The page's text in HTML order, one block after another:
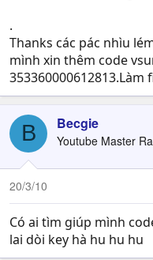
.
Thanks các pác nhìu
mình xin thêm code
353360000612813.Làm
B Becgie
Youtube Master
20/3/10
Có ai tìm giúp mình
lai dòi key hà hu hu hu